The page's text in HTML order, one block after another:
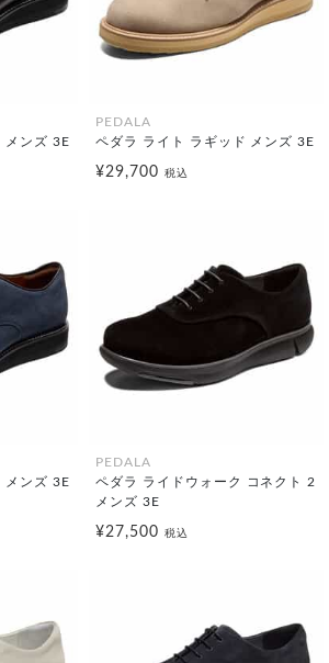
メンズ 3E
PEDALA
ペダラ ライト ラギッド メンズ 3E
¥29,700 税込
メンズ 3E
PEDALA
ペダラ ライドウォーク コネクト 2
メンズ 3E
¥27,500 税込